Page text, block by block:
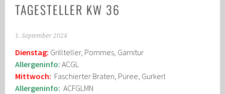
TAGESTELLER KW 36
1. September 2024
Dienstag: Grillteller, Pommes, Garnitur
Allergeninfo:ACGL
Mittwoch: Faschierter Braten, Püree, Gurkerl
Allergeninfo:ACFGLMN